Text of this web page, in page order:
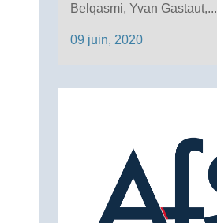
Belqasmi, Yvan Gastaut,...
09 juin, 2020